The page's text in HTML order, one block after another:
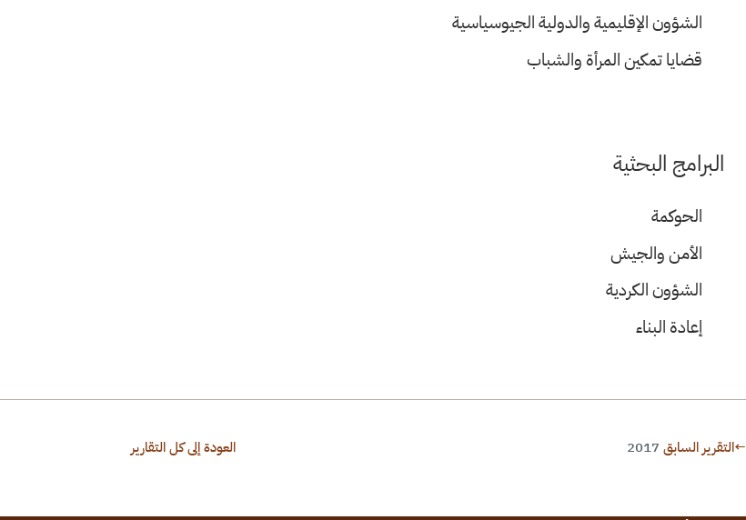
الشؤون الإقليمية والدولية الجيوسياسية
قضايا تمكين المرأة والشباب
البرامج البحثية
الحوكمة
الأمن والجيش
الشؤون الكردية
إعادة البناء
←التقرير السابق 2017 العودة إلى كل التقارير